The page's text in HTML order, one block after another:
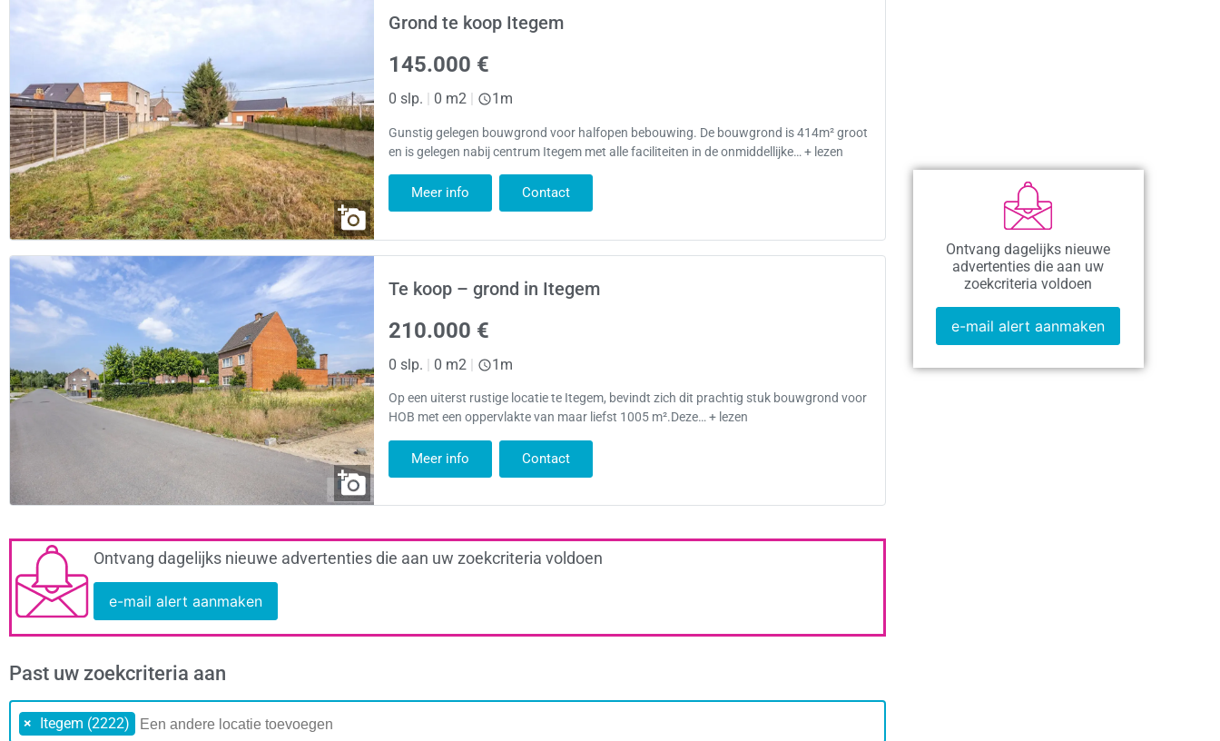
Grond te koop Itegem
145.000 €
0 slp. | 0 m2 | 1m
Gunstig gelegen bouwgrond voor halfopen bebouwing. De bouwgrond is 414m² groot
en is gelegen nabij centrum Itegem met alle faciliteiten in de onmiddellijke… + lezen
Meer info Contact
Te koop – grond in Itegem
210.000 €
0 slp. | 0 m2 | 1m
Op een uiterst rustige locatie te Itegem, bevindt zich dit prachtig stuk bouwgrond voor
HOB met een oppervlakte van maar liefst 1005 m².Deze… + lezen
Meer info Contact
Ontvang dagelijks nieuwe advertenties die aan uw zoekcriteria voldoen
e-mail alert aanmaken
Past uw zoekcriteria aan
× Itegem (2222)
Ontvang dagelijks nieuwe
advertenties die aan uw
zoekcriteria voldoen
e-mail alert aanmaken